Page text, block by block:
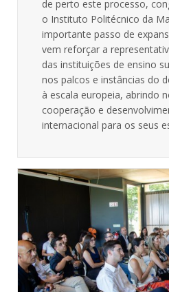
de perto este processo,
o Instituto Politécnico da
importante passo de
vem reforçar a
das instituições de ensino
nos palcos e instâncias do
à escala europeia, abrindo
cooperação e
internacional para os seus